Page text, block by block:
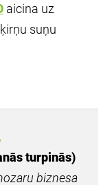
aicina uz
suņu
turpinās)
biznesa